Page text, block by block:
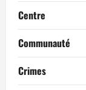
Centre
Communauté
Crimes